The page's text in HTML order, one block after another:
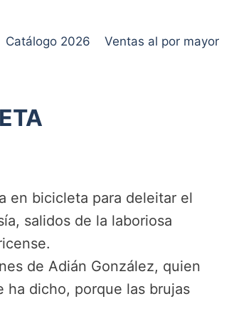
Catálogo 2026 Ventas al por mayor
en bicicleta para deleitar el
salidos de la laboriosa
de Adián González, quien
ha dicho, porque las brujas